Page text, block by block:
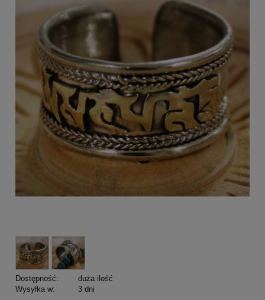
Dostępność:
duża ilość
Wysyłka w:
3 dni